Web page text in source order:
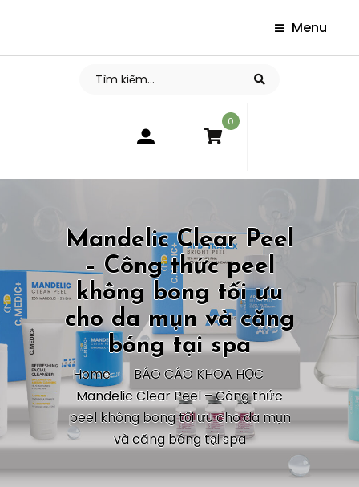
Menu
0
Mandelic Clear Peel
– Công thức peel
không bong tối ưu
cho da mụn và căng
bóng tại spa
Home
BÁO CÁO KHOA HỌC
Mandelic Clear Peel – Công thức
peel không bong tối ưu cho da mụn
và căng bóng tại spa